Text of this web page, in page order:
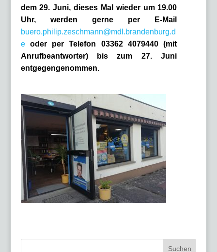
dem 29. Juni, dieses Mal wieder um 19.00
Uhr,werden gerne per E-Mail
buero.philip.zeschmann@mdl.brandenburg.d
eoder per Telefon 03362 4079440 (mit
Anrufbeantworter) bis zum 27. Juni
entgegengenommen.